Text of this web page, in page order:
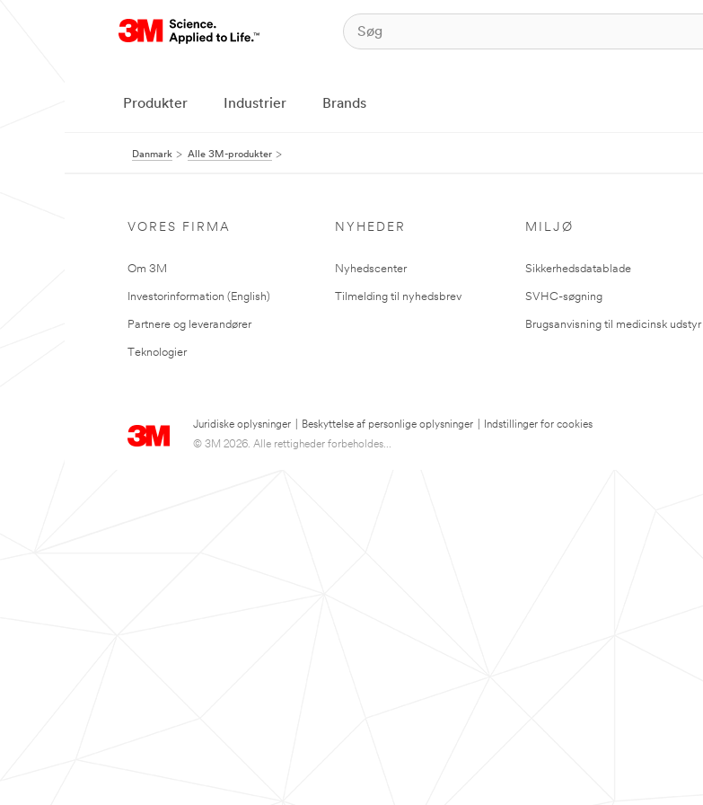
Produkter Industrier Brands
Danmark Alle 3M-produkter
VORES FIRMA
Om 3M
Investorinformation (English)
Partnere og leverandører
Teknologier
NYHEDER
Nyhedscenter
Tilmelding til nyhedsbrev
MILJØ
Sikkerhedsdatablade
SVHC-søgning
Brugsanvisning til medicinsk udstyr
Juridiske oplysninger Beskyttelse af personlige oplysninger
Indstillinger for cookies
© 3M 2026. Alle rettigheder forbeholdes...